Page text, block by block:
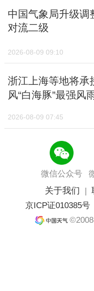
不过，核心强降雨
区仍有不确定性，
报更新，提前做好
中国气象局升级调
对流二级
2026-08-09 09:10
浙江上海等地将承
风“白海豚”最强风
2026-08-09 07:45
微信公众号
关于我们 |
京ICP证010385号